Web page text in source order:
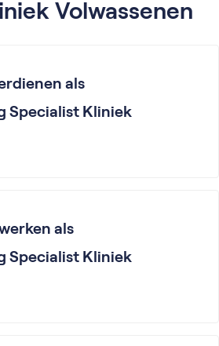
Volwassenen
als
Specialist Kliniek
als
Specialist Kliniek